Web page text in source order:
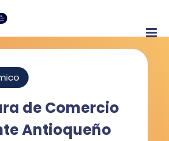
de Comercio
Antioqueño